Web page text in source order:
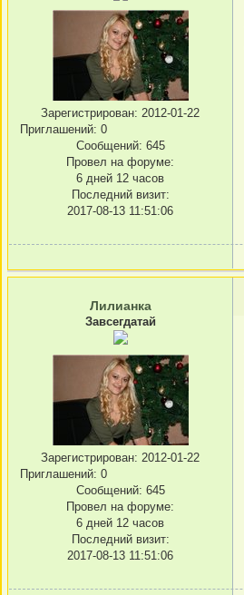
Зарегистрирован: 2012-01-22
Приглашений: 0
Сообщений: 645
Провел на форуме:
6 дней 12 часов
Последний визит:
2017-08-13 11:51:06
Лилианка
Завсегдатай
Зарегистрирован: 2012-01-22
Приглашений: 0
Сообщений: 645
Провел на форуме:
6 дней 12 часов
Последний визит:
2017-08-13 11:51:06